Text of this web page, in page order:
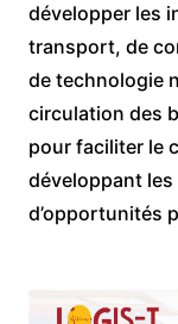
développer les
transport, de
de technologie
circulation des
pour faciliter le
développant
d’opportunités